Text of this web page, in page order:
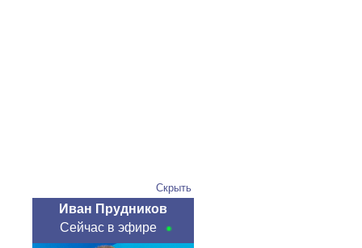
Скрыть
Иван Прудников
Сейчас в эфире